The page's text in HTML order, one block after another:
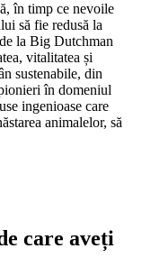
în timp ce nevoile
să fie redusă la
la Big Dutchman
vitalitatea și
sustenabile, din
în domeniul
ingenioase care
animalelor, să
care aveți